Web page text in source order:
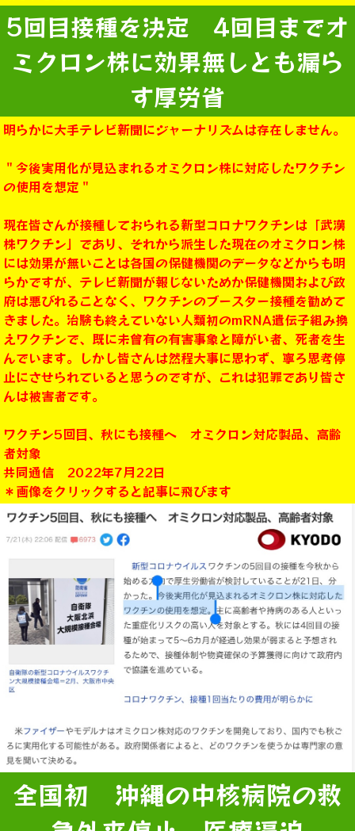
5回目接種を決定 4回目までオ
ミクロン株に効果無しとも漏ら
す厚労省
明らかに大手テレビ新聞にジャーナリズムは存在しません。
＂今後実用化が見込まれるオミクロン株に対応したワクチン
の使用を想定＂
現在皆さんが接種しておられる新型コロナワクチンは「武漢
株ワクチン」であり、それから派生した現在のオミクロン株
には効果が無いことは各国の保健機関のデータなどからも明
らかですが、テレビ新聞が報じないためか保健機関および政
府は悪びれることなく、ワクチンのブースター接種を勧めて
きました。治験も終えていない人類初のmRNA遺伝子組み換
えワクチンで、既に未曾有の有害事象と障がい者、死者を生
んでいます。しかし皆さんは然程大事に思わず、寧ろ思考停
止にさせられていると思うのですが、これは犯罪であり皆さ
んは被害者です。
ワクチン5回目、秋にも接種へ オミクロン対応製品、高齢
者対象
共同通信 2022年7月22日
＊画像をクリックすると記事に飛びます
全国初 沖縄の中核病院の救